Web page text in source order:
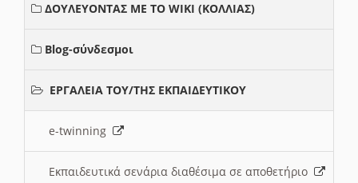
ΔΟΥΛΕΥΟΝΤΑΣ ΜΕ ΤΟ WIKI (ΚΟΛΛΙΑΣ)
Blog-σύνδεσμοι
ΕΡΓΑΛΕΙΑ ΤΟΥ/ΤΗΣ ΕΚΠΑΙΔΕΥΤΙΚΟΥ
e-twinning
Εκπαιδευτικά σενάρια διαθέσιμα σε αποθετήριο